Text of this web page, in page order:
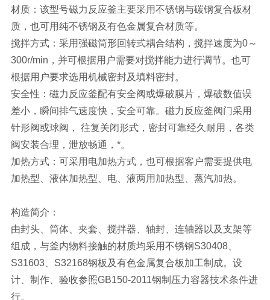
材质：该型号磁力反应釜主要采用不锈钢与碳钢复合板材
质，也可用纯不锈钢及有色金属复合材质等。
搅拌方式：采用强磁筒形回转式耦合结构，搅拌速度为0～
300r/min，并可根据用户需要对搅拌能力进行调节。也可
根据用户要求选用机械密封及填料密封。
安全性：磁力反应釜配有安全阀或爆破膜片，爆破数值误
差小，瞬间排气速度快，安全可靠。磁力反应釜阀门采用
针形阀或球阀， 往复关闭形式，密封可靠经久耐用，各类
阀安装合理，泄放畅通，*。
加热方式：可采用电加热方式，也可根据客户需要提供电
加热型、液体加热型、电、液两用加热型、蒸汽加热。
构造简介：
由封头、筒体、夹套、搅拌器、轴封、连轴器以及支架等
组成，与釜内物料接触的材质均采用不锈钢S30408、
S31603、S32168钢板及有色金属复合板加工制成。设
计、制作、验收参照GB150-2011钢制压力容器技术条件进
行。